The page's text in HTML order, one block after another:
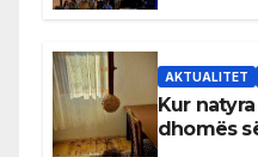
AKTUALITET
Kur
dhomës